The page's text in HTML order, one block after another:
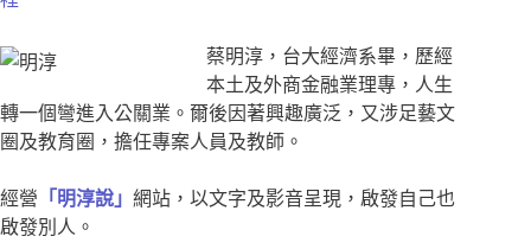
蔡明淳，台大經濟系畢，歷經
本土及外商金融業理專，人生
轉一個彎進入公關業。爾後因著興趣廣泛，又涉足藝文
圈及教育圈，擔任專案人員及教師。
經營 「明淳說」 網站，以文字及影音呈現，啟發自己也
啟發別人。